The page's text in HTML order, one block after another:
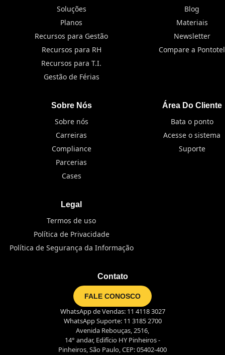
Soluções
Planos
Recursos para Gestão
Recursos para RH
Recursos para T.I.
Gestão de Férias
Blog
Materiais
Newsletter
Compare a Pontotel
Sobre Nós
Sobre nós
Carreiras
Compliance
Parcerias
Cases
Área Do Cliente
Bata o ponto
Acesse o sistema
Suporte
Legal
Termos de uso
Política de Privacidade
Política de Segurança da Informação
Contato
FALE CONOSCO
WhatsApp de Vendas: 11 4118 3027
WhatsApp Suporte: 11 3185 2700
Avenida Rebouças, 2516,
14° andar, Edifício HY Pinheiros -
Pinheiros, São Paulo, CEP: 05402-400